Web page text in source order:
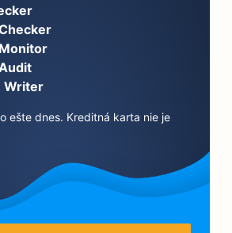
Writer
ešte dnes. Kreditná karta nie je